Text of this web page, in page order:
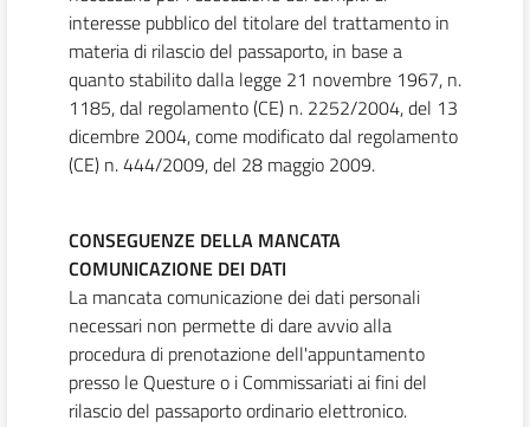
interesse pubblico del titolare del trattamento in
materia di rilascio del passaporto, in base a
quanto stabilito dalla legge 21 novembre 1967, n.
1185, dal regolamento (CE) n. 2252/2004, del 13
dicembre 2004, come modificato dal regolamento
(CE) n. 444/2009, del 28 maggio 2009.
CONSEGUENZE DELLA MANCATA
COMUNICAZIONE DEI DATI
La mancata comunicazione dei dati personali
necessari non permette di dare avvio alla
procedura di prenotazione dell'appuntamento
presso le Questure o i Commissariati ai fini del
rilascio del passaporto ordinario elettronico.